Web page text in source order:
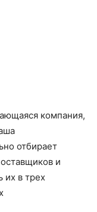
компания,
отбирает
и
их в трех